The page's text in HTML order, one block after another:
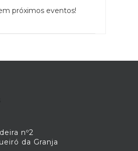
próximos eventos!
nº2
da Granja